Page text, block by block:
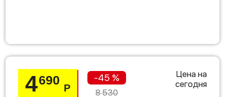
4690
Р
-45 %
8 530
Цена на
сегодня